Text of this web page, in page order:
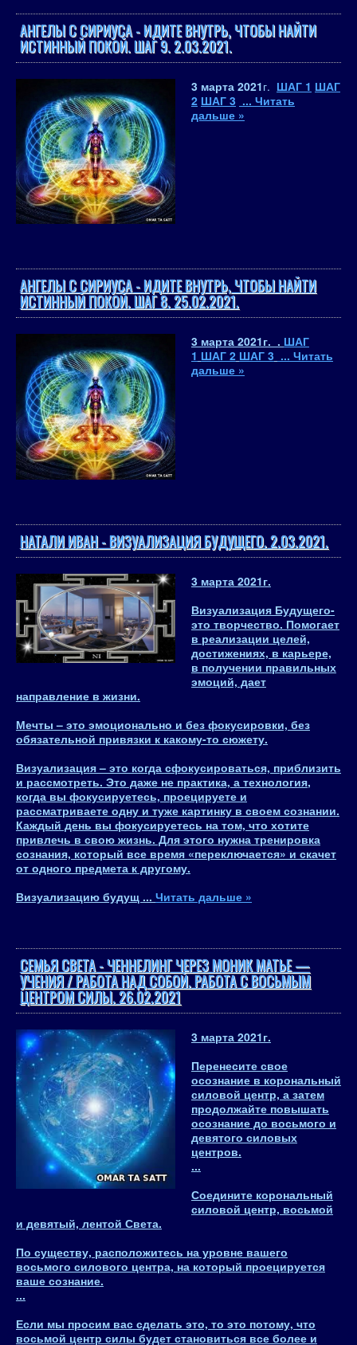
АНГЕЛЫ С СИРИУСА - ИДИТЕ ВНУТРЬ, ЧТОБЫ НАЙТИ
ИСТИННЫЙ ПОКОЙ. ШАГ 9. 2.03.2021.
3 марта 2021г. ШАГ 1 ШАГ
2 ШАГ 3 ... Читать
дальше »
АНГЕЛЫ С СИРИУСА - ИДИТЕ ВНУТРЬ, ЧТОБЫ НАЙТИ
ИСТИННЫЙ ПОКОЙ. ШАГ 8. 25.02.2021.
3 марта 2021г. . ШАГ
1 ШАГ 2 ШАГ 3 ... Читать
дальше »
НАТАЛИ ИВАН - ВИЗУАЛИЗАЦИЯ БУДУЩЕГО. 2.03.2021.
3 марта 2021г.
Визуализация Будущего-
это творчество. Помогает
в реализации целей,
достижениях, в карьере,
в получении правильных
эмоций, дает
направление в жизни.
Мечты– это эмоционально и без фокусировки, без
обязательной привязки к какому-то сюжету.
Визуализация– это когда сфокусироваться, приблизить
и рассмотреть. Это даже не практика, а технология,
когда вы фокусируетесь, проецируете и
рассматриваете одну и туже картинку в своем сознании.
Каждый день вы фокусируетесь на том, что хотите
привлечь в свою жизнь. Для этого нужна тренировка
сознания, который все время «переключается» и скачет
от одного предмета к другому.
Визуализацию будущ ... Читать дальше »
СЕМЬЯ СВЕТА - ЧЕННЕЛИНГ ЧЕРЕЗ МОНИК МАТЬЕ —
УЧЕНИЯ / РАБОТА НАД СОБОЙ. РАБОТА С ВОСЬМЫМ
ЦЕНТРОМ СИЛЫ. 26.02.2021
3 марта 2021г.
Перенесите свое
осознание в корональный
силовой центр, а затем
продолжайте повышать
осознание до восьмого и
девятого силовых
центров.
...
Соедините корональный
силовой центр, восьмой
и девятый, лентой Света.
По существу, расположитесь на уровне вашего
восьмого силового центра, на который проецируется
ваше сознание.
...
Если мы просим вас сделать это, то это потому, что
восьмой центр силы будет становиться все более и